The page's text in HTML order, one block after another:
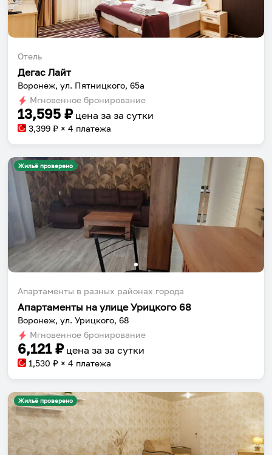
Отель
Дегас Лайт
Воронеж, ул. Пятницкого, 65а
Мгновенное бронирование
13,595 ₽ цена за за сутки
3,399 ₽ × 4 платежа
Жильё проверено
Апартаменты в разных районах города
Апартаменты на улице Урицкого 68
Воронеж, ул. Урицкого, 68
Мгновенное бронирование
6,121₽ цена за за сутки
1,530 ₽ × 4 платежа
Жильё проверено